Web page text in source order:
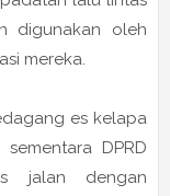
digunakan oleh
mereka.
es kelapa
DPRD
jalan dengan